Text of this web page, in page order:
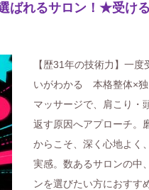
れるサロン！★受け
【歴31年の技術力】一
いがわかる 本格整体×
マッサージで、肩こり・
返す原因へアプローチ。
からこそ、深く心地よく
実感。数あるサロンの中
ンを選びたい方におす